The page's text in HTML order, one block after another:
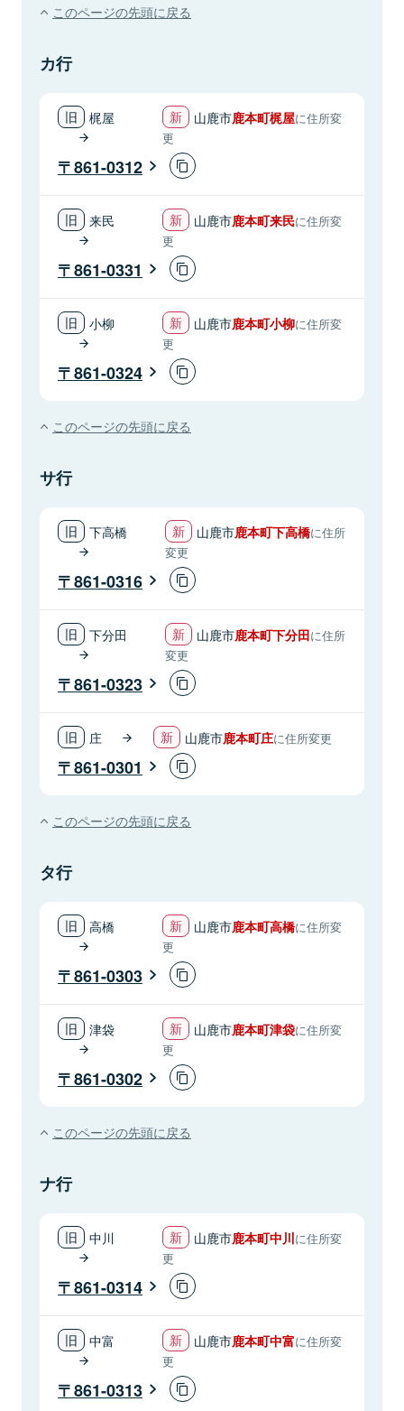
このページの先頭に戻る
カ行
梶屋 山鹿市鹿本町梶屋に住所変
更
861-0312
来民 山鹿市鹿本町来民に住所変
更
861-0331
小柳 山鹿市鹿本町小柳に住所変
更
861-0324
このページの先頭に戻る
サ行
下高橋 山鹿市鹿本町下高橋に住所
変更
861-0316
下分田 山鹿市鹿本町下分田に住所
変更
861-0323
庄 山鹿市鹿本町庄に住所変更
861-0301
このページの先頭に戻る
タ行
高橋 山鹿市鹿本町高橋に住所変
更
861-0303
津袋 山鹿市鹿本町津袋に住所変
更
861-0302
このページの先頭に戻る
ナ行
中川 山鹿市鹿本町中川に住所変
更
861-0314
中富 山鹿市鹿本町中富に住所変
更
861-0313